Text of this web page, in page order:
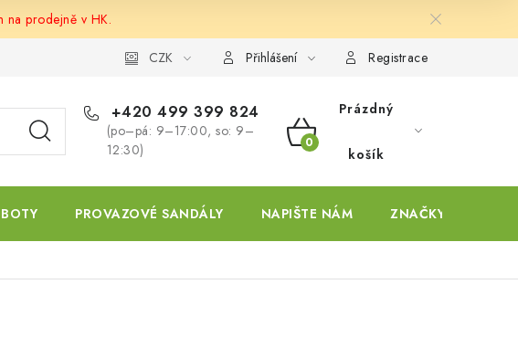
na prodejně v HK.
CZK Přihlášení Registrace
+420 499 399 824
(po–pá: 9–17:00, so: 9–
12:30)
NÁKUPNÍ
KOŠÍK
Prázdný
košík
PROVAZOVÉ SANDÁLY NAPIŠTE NÁM ZNAČKY